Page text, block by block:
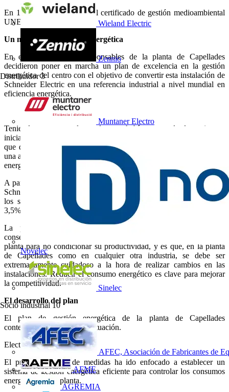
Wieland Electric
Zennio
Distribuidor 3
Muntaner Electro
Novelec
Sinelec
Socio industrial 10
AFEC, Asociación de Fabricantes de
AFME
AGREMIA
En 1997 la planta obtiene el certificado de gestión medioambiental
UNE-EN-ISO 14001.
Un modelo de eficiencia energética
En el año 2008, los responsables de la planta de Capellades
decidieron poner en marcha un plan de excelencia en la gestión
energética del centro con el objetivo de convertir esta instalación de
Schneider Electric en una referencia industrial a nivel mundial en
eficiencia energética.
Teniendo en cuenta la estela que habían marcado las primeras
iniciativas en este sentido, se diseñó un plan de gestión energética
que debía seguir 4 pasos. El primero de ellos consistía en realizar
una auditoría energética de la instalación para identificar la situación
energética en aquel momento y concretar posibles áreas de mejora.
A partir de los datos de la auditoría, los responsables industriales de
Schneider Electric establecieron una nueva política energética con
los siguientes objetivos de reducción de consumo energético: el
3,5% en el 2009, del 7% en el 2010 y del 10% en el 2011.
La planificación de la implementación de las medidas de
conservación de la energía tenía que adaptarse a los ritmos de la
planta para no condicionar su productividad, y es que, en la planta
de Capellades como en cualquier otra industria, se debe ser
extremadamente cuidadoso a la hora de realizar cambios en las
instalaciones. Reducir el consumo energético es clave para mejorar
la competitividad.
El desarrollo del plan
El plan de gestión energética de la planta de Capellades
contemplaba dos áreas de actuación.
Electricidad
El primer conjunto de medidas ha ido enfocado a establecer un
sistema de gestión energética eficiente para controlar los consumos
energéticos de la planta.